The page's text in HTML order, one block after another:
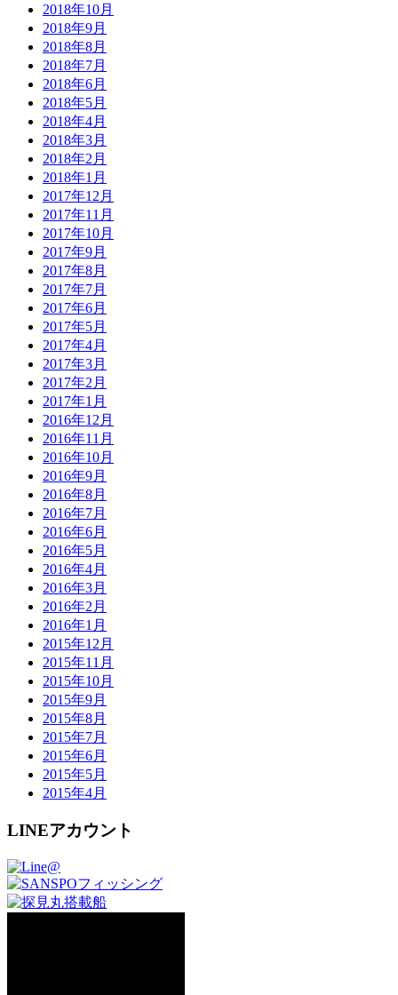
2018年10月
2018年9月
2018年8月
2018年7月
2018年6月
2018年5月
2018年4月
2018年3月
2018年2月
2018年1月
2017年12月
2017年11月
2017年10月
2017年9月
2017年8月
2017年7月
2017年6月
2017年5月
2017年4月
2017年3月
2017年2月
2017年1月
2016年12月
2016年11月
2016年10月
2016年9月
2016年8月
2016年7月
2016年6月
2016年5月
2016年4月
2016年3月
2016年2月
2016年1月
2015年12月
2015年11月
2015年10月
2015年9月
2015年8月
2015年7月
2015年6月
2015年5月
2015年4月
LINEアカウント